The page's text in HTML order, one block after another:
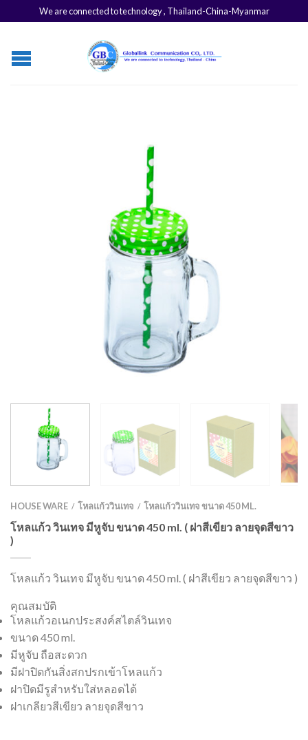
We are connected to technology , Thailand-China-Myanmar
HOUSE WARE / โหลแก้ววินเทจ / โหลแก้ววินเทจ ขนาด 450 ML.
โหลแก้ว วินเทจ มีหูจับ ขนาด 450 ml. ( ฝาสีเขียว ลายจุดสีขาว
)
โหลแก้ว วินเทจ มีหูจับ ขนาด 450 ml. ( ฝาสีเขียว ลายจุดสีขาว )
คุณสมบัติ
โหลแก้วอเนกประสงค์สไตล์วินเทจ
ขนาด 450 ml.
มีหูจับ ถือสะดวก
มีฝาปิดกันสิ่งสกปรกเข้าโหลแก้ว
ฝาปิดมีรูสำหรับใส่หลอดได้
ฝาเกลียวสีเขียว ลายจุดสีขาว